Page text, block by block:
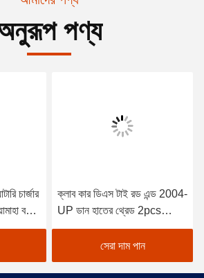
পণ্য
চার্জার
বগি
48
ক্লাব কার ডিএস টাই রড এন্ড 2004-
UP ডান হাতের থ্রেড 2pcs
102022601 / 102288301
সেরা দাম পান